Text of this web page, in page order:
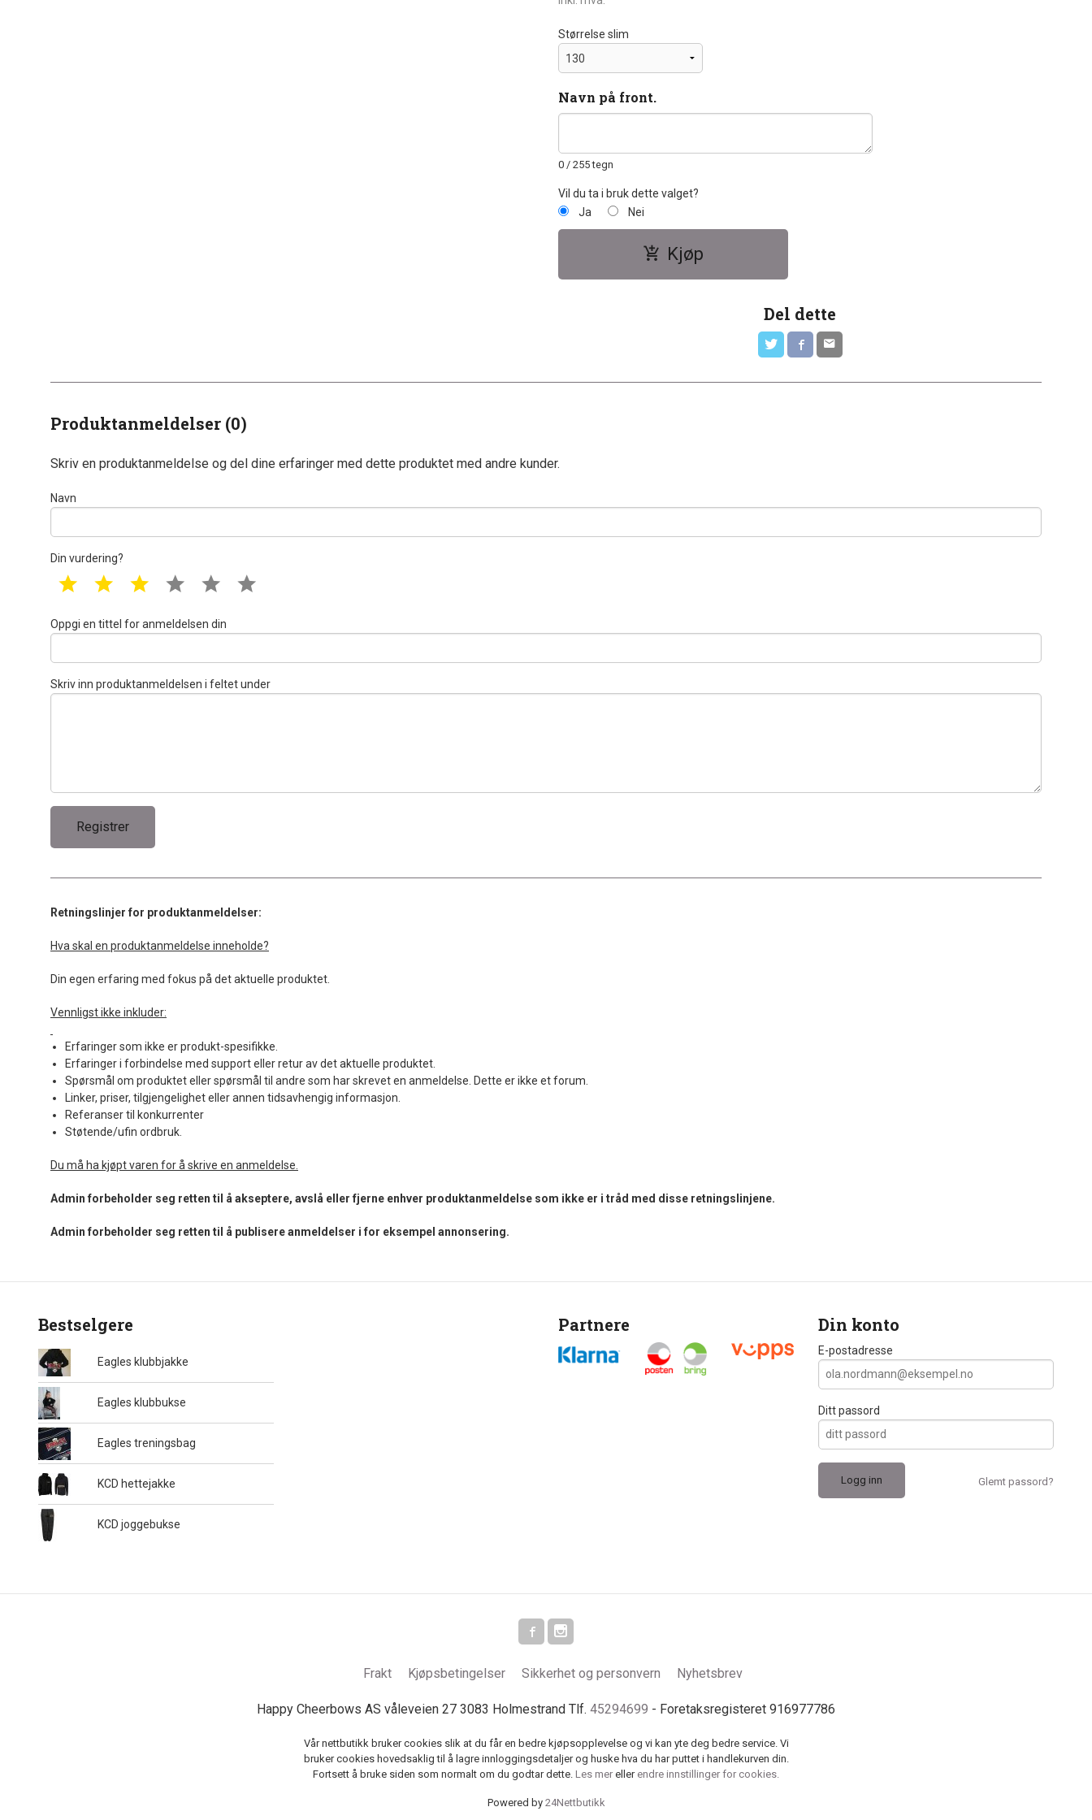
Størrelse slim
Navn på front.
0 / 255 tegn
Vil du ta i bruk dette valget?
Ja
Nei
Kjøp
Del dette
Produktanmeldelser (0)
Skriv en produktanmeldelse og del dine erfaringer med dette produktet med andre kunder.
Navn
Din vurdering?
1 star 2 star 3 star 4 star 5 star
Oppgi en tittel for anmeldelsen din
Skriv inn produktanmeldelsen i feltet under
Retningslinjer for produktanmeldelser:
Hva skal en produktanmeldelse inneholde?
Din egen erfaring med fokus på det aktuelle produktet.
Vennligst ikke inkluder:
Erfaringer som ikke er produkt-spesifikke.
Erfaringer i forbindelse med support eller retur av det aktuelle produktet.
Spørsmål om produktet eller spørsmål til andre som har skrevet en anmeldelse. Dette er ikke et forum.
Linker, priser, tilgjengelighet eller annen tidsavhengig informasjon.
Referanser til konkurrenter
Støtende/ufin ordbruk.
Du må ha kjøpt varen for å skrive en anmeldelse.
Admin forbeholder seg retten til å akseptere, avslå eller fjerne enhver produktanmeldelse som ikke er i tråd med disse retningslinjene.
Admin forbeholder seg retten til å publisere anmeldelser i for eksempel annonsering.
Bestselgere
Eagles klubbjakke
Eagles klubbukse
Eagles treningsbag
KCD hettejakke
KCD joggebukse
Partnere Din konto
E-postadresse
Ditt passord
Glemt passord?
Frakt Kjøpsbetingelser Sikkerhet og personvern Nyhetsbrev
Happy Cheerbows AS våleveien 27 3083 Holmestrand Tlf. 45294699 - Foretaksregisteret 916977786
Vår nettbutikk bruker cookies slik at du får en bedre kjøpsopplevelse og vi kan yte deg bedre service. Vi
bruker cookies hovedsaklig til å lagre innloggingsdetaljer og huske hva du har puttet i handlekurven din.
Fortsett å bruke siden som normalt om du godtar dette. Les mer eller endre innstillinger for cookies.
Powered by 24Nettbutikk